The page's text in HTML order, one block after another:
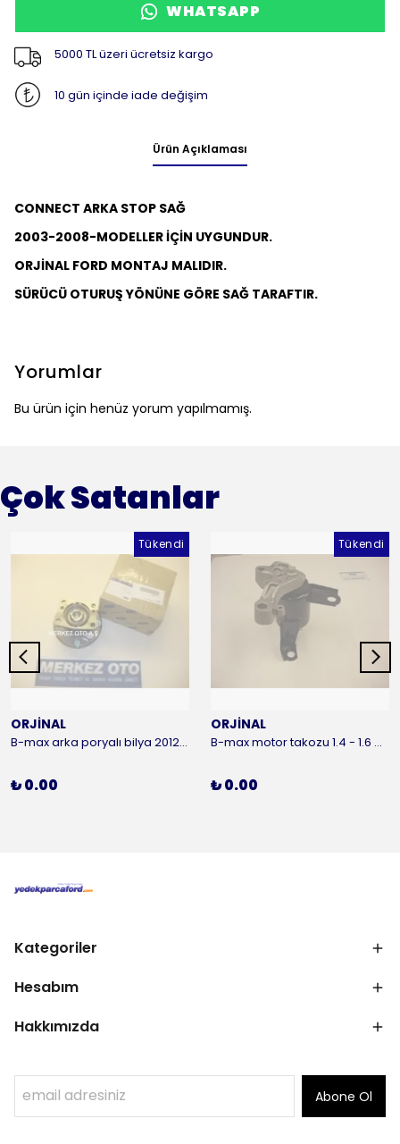
WHATSAPP
5000 TL üzeri ücretsiz kargo
10 gün içinde iade değişim
Ürün Açıklaması
CONNECT ARKA STOP SAĞ
2003-2008-MODELLER İÇİN UYGUNDUR.
ORJİNAL FORD MONTAJ MALIDIR.
SÜRÜCÜ OTURUŞ YÖNÜNE GÖRE SAĞ TARAFTIR.
Yorumlar
Bu ürün için henüz yorum yapılmamış.
Çok Satanlar
Tükendi
ORJİNAL
B-max arka poryalı bilya 2012-2016 ORJİNAL
₺ 0.00
Tükendi
ORJİNAL
B-max motor takozu 1.4 - 1.6 benzinli 2012-2016 ORJİNAL
₺ 0.00
Kategoriler
Hesabım
Hakkımızda
Abone Ol